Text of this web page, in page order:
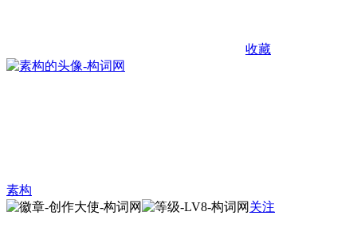
收藏
素构
关注